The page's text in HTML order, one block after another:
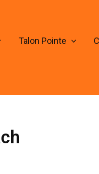
Talon Pointe